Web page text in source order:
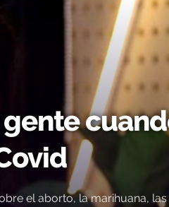
gente
el aborto, la marihuana, las